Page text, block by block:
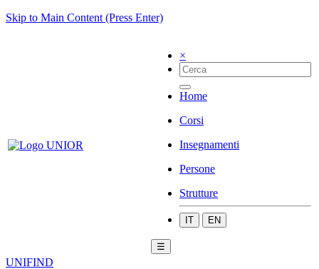
Skip to Main Content (Press Enter)
×
Home
Corsi
Insegnamenti
Persone
Strutture
IT EN
☰
UNIFIND